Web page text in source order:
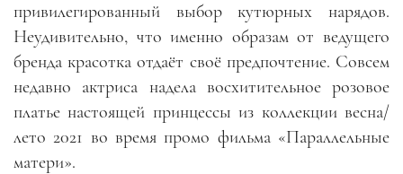
привилегированный выбор кутюрных нарядов.
Неудивительно, что именно образам от ведущего
бренда красотка отдаёт своё предпочтение. Совсем
недавно актриса надела восхитительное розовое
платье настоящей принцессы из коллекции весна/
лето 2021 во время промо фильма «Параллельные
матери».